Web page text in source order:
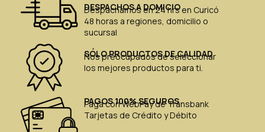
DESPACHOS A DOMICIO
Despachamos en 24 hrs en Curicó
48 horas a regiones, domicilio o
sucursal
SÓLO PRODUCTOS DE CALIDAD
Nos preocupados de seleccionar
los mejores productos para ti.
PAGOS 100% SEGUROS
Paga con WebPay de Transbank
Tarjetas de Crédito y Débito